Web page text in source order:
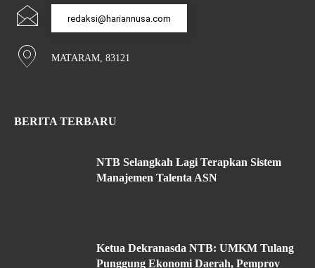
redaksi@hariannusa.com
MATARAM, 83121
BERITA TERBARU
NTB Selangkah Lagi Terapkan Sistem
Manajemen Talenta ASN
Ketua Dekranasda NTB: UMKM Tulang
Punggung Ekonomi Daerah, Pemprov